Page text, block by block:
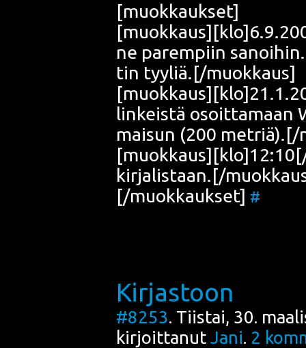
[muok­kauk­set]
ne parem­piin
tin tyyliä.[/muokkaus]
lin­keis­tä osoit­ta­maan
mai­sun (200 metriä).[/
kirjalistaan.[/
[/muokkaukset] #
Kirjastoon
#8253. Tiistai, 30.
kirjoittanut Jani. 2